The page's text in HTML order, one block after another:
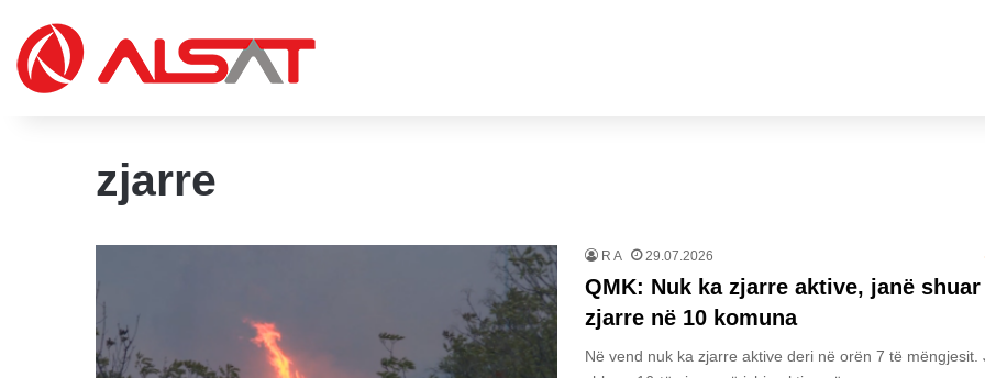
zjarre
R A 29.07.2026
QMK: Nuk ka zjarre aktive, janë shuar
zjarre në 10 komuna
Në vend nuk ka zjarre aktive deri në orën 7 të mëngjesit.